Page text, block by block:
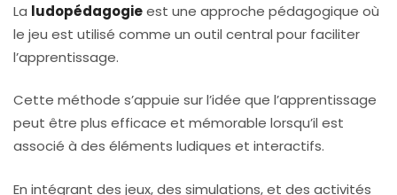
La ludopédagogieest une approche pédagogique où
le jeu est utilisé comme un outil central pour faciliter
l’apprentissage.
Cette méthode s’appuie sur l’idée que l’apprentissage
peut être plus efficace et mémorable lorsqu’il est
associé à des éléments ludiques et interactifs.
En intégrant des jeux, des simulations, et des activités